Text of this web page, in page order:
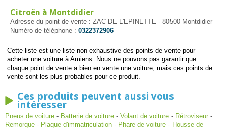
Citroën à Montdidier
Adresse du point de vente : ZAC DE L'EPINETTE - 80500 Montdidier
Numéro de téléphone : 0322372906
Cette liste est une liste non exhaustive des points de vente pour
acheter une voiture à Amiens. Nous ne pouvons pas garantir que
chaque point de vente a bien en vente une voiture, mais ces points de
vente sont les plus probables pour ce produit.
Ces produits peuvent aussi vous
intéresser
Pneus de voiture - Batterie de voiture - Volant de voiture - Rétroviseur -
Remorque - Plaque d'immatriculation - Phare de voiture - Housse de